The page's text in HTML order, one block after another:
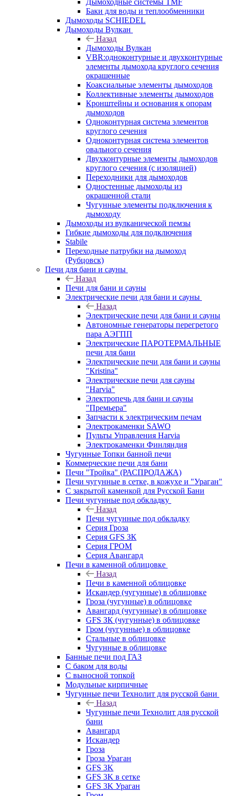
Дымоходные системы TMF
Баки для воды и теплообменники
Дымоходы SCHIEDEL
Дымоходы Вулкан
Назад
Дымоходы Вулкан
VBR:одноконтурные и двухконтурные
элементы дымохода круглого сечения
окрашенные
Коаксиальные элементы дымоходов
Коллективные элементы дымоходов
Кронштейны и основания к опорам
дымоходов
Одноконтурная система элементов
круглого сечения
Одноконтурная система элементов
овального сечения
Двухконтурные элементы дымоходов
круглого сечения (с изоляцией)
Переходники для дымоходов
Одностенные дымоходы из
окрашенной стали
Чугунные элементы подключения к
дымоходу
Дымоходы из вулканической пемзы
Гибкие дымоходы для подключения
Stabile
Переходные патрубки на дымоход
(Рубцовск)
Печи для бани и сауны
Назад
Печи для бани и сауны
Электрические печи для бани и сауны
Назад
Электрические печи для бани и сауны
Автономные генераторы перегретого
пара АЭГПП
Электрические ПАРОТЕРМАЛЬНЫЕ
печи для бани
Электрические печи для бани и сауны
"Кristina"
Электрические печи для сауны
"Harvia"
Электропечь для бани и сауны
"Премьера"
Запчасти к электрическим печам
Электрокаменки SAWO
Пульты Управления Harvia
Электрокаменки Финляндия
Чугунные Топки банной печи
Коммерческие печи для бани
Печи "Тройка" (РАСПРОДАЖА)
Печи чугунные в сетке, в кожухе и "Ураган"
С закрытой каменкой для Русской Бани
Печи чугунные под обкладку
Назад
Печи чугунные под обкладку
Серия Гроза
Серия GFS ЗК
Серия ГРОМ
Серия Авангард
Печи в каменной облицовке
Назад
Печи в каменной облицовке
Искандер (чугунные) в облицовке
Гроза (чугунные) в облицовке
Авангард (чугунные) в облицовке
GFS ЗК (чугунные) в облицовке
Гром (чугунные) в облицовке
Стальные в облицовке
Чугунные в облицовке
Банные печи под ГАЗ
С баком для воды
С выносной топкой
Модульные кирпичные
Чугунные печи Технолит для русской бани
Назад
Чугунные печи Технолит для русской
бани
Авангард
Искандер
Гроза
Гроза Ураган
GFS 3K
GFS 3K в сетке
GFS 3K Ураган